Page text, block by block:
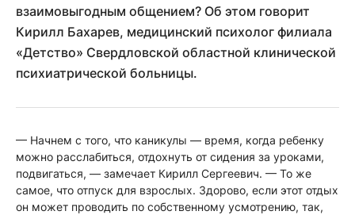
взаимовыгодным общением? Об этом говорит
Кирилл Бахарев, медицинский психолог филиала
«Детство» Свердловской областной клинической
психиатрической больницы.
— Начнем с того, что каникулы — время, когда ребенку
можно расслабиться, отдохнуть от сидения за уроками,
подвигаться, — замечает Кирилл Сергеевич. — То же
самое, что отпуск для взрослых. Здорово, если этот отдых
он может проводить по собственному усмотрению, так,